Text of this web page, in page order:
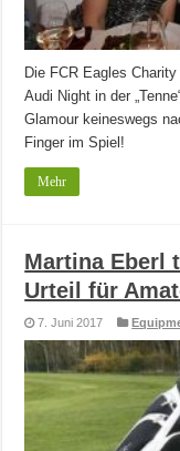
Die FCR Eagles
Audi Night in der
Glamour keineswegs
Finger im Spiel!
Mehr
Martina Eberl
Urteil für
7. Juni 2017